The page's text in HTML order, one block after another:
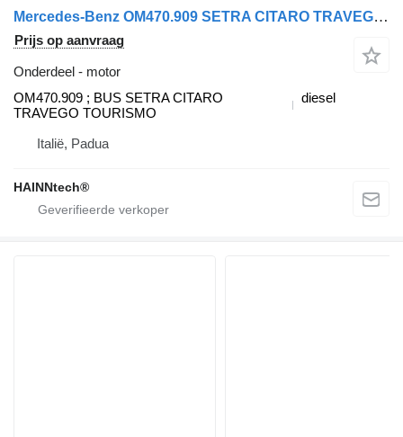
Mercedes-Benz OM470.909 SETRA CITARO TRAVEGO TOURISMO INTEGRO motor voor Mercedes-Benz vrachtwagen
Prijs op aanvraag
Onderdeel - motor
OM470.909 ; BUS SETRA CITARO
TRAVEGO TOURISMO
diesel
Italië, Padua
HAINNtech®